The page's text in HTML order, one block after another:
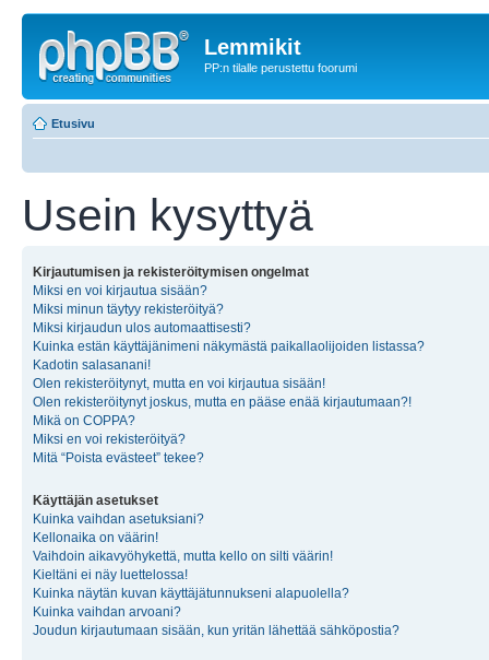
Lemmikit
PP:n tilalle perustettu foorumi
Etusivu
Usein kysyttyä
Kirjautumisen ja rekisteröitymisen ongelmat
Miksi en voi kirjautua sisään?
Miksi minun täytyy rekisteröityä?
Miksi kirjaudun ulos automaattisesti?
Kuinka estän käyttäjänimeni näkymästä paikallaolijoiden listassa?
Kadotin salasanani!
Olen rekisteröitynyt, mutta en voi kirjautua sisään!
Olen rekisteröitynyt joskus, mutta en pääse enää kirjautumaan?!
Mikä on COPPA?
Miksi en voi rekisteröityä?
Mitä “Poista evästeet” tekee?
Käyttäjän asetukset
Kuinka vaihdan asetuksiani?
Kellonaika on väärin!
Vaihdoin aikavyöhykettä, mutta kello on silti väärin!
Kieltäni ei näy luettelossa!
Kuinka näytän kuvan käyttäjätunnukseni alapuolella?
Kuinka vaihdan arvoani?
Joudun kirjautumaan sisään, kun yritän lähettää sähköpostia?